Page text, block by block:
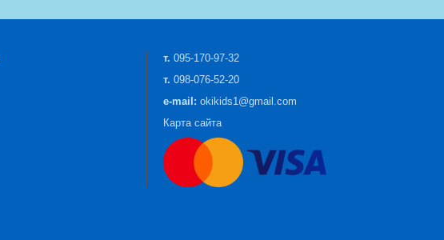
т. 095-170-97-32
т. 098-076-52-20
e-mail: okikids1@gmail.com
Карта сайта